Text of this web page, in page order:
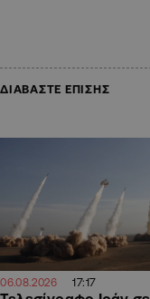
ΔΙΑΒΑΣΤΕ ΕΠΙΣΗΣ
06.08.2026 17:17